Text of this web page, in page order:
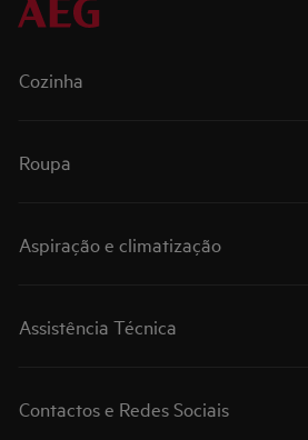
Cozinha
Roupa
Aspiração e climatização
Assistência Técnica
Contactos e Redes Sociais